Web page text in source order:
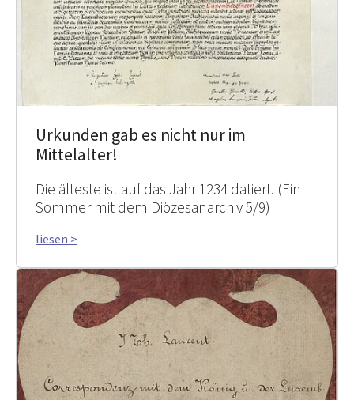
Urkunden gab es nicht nur im
Mittelalter!
Die älteste ist auf das Jahr 1234 datiert. (Ein
Sommer mit dem Diözesanarchiv 5/9)
liesen >